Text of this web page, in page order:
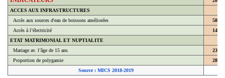
ACCES AUX INFRASTRUCTURES
Accès aux sources d'eau de boissons améliorées
Accès à l’électricité
ETAT MATRIMONIAL ET NUPTIALITE
Mariage av. l’âge de 15 ans
Proportion de polygamie
Source : MICS 2018-2019